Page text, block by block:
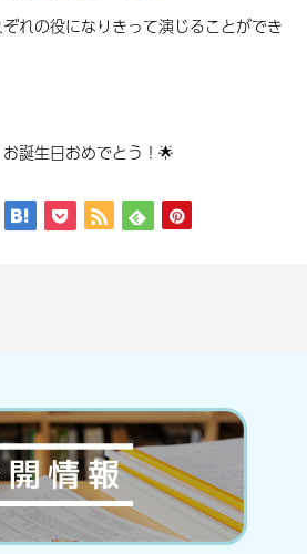
れの役になりきって演じることができ
誕生日おめでとう！🌟